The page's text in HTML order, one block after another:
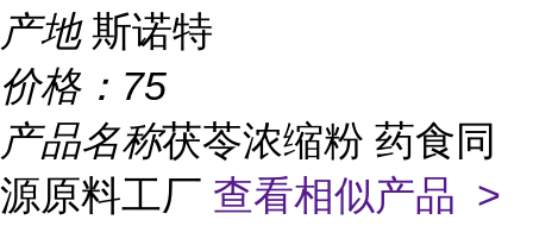
产地 斯诺特
价格： 75
产品名称茯苓浓缩粉 药食同
源原料工厂 查看相似产品 >